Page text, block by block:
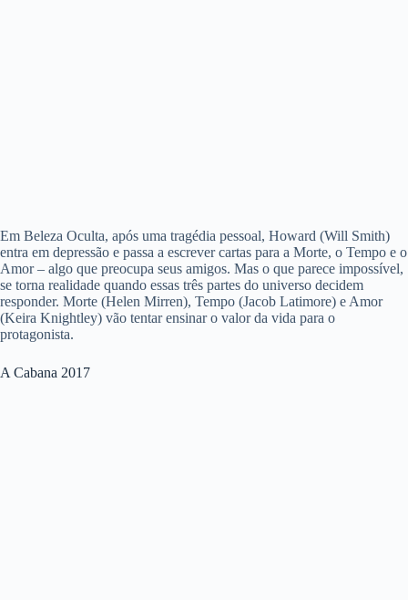
Em Beleza Oculta, após uma tragédia pessoal, Howard (Will Smith)
entra em depressão e passa a escrever cartas para a Morte, o Tempo e o
Amor – algo que preocupa seus amigos. Mas o que parece impossível,
se torna realidade quando essas três partes do universo decidem
responder. Morte (Helen Mirren), Tempo (Jacob Latimore) e Amor
(Keira Knightley) vão tentar ensinar o valor da vida para o
protagonista.
A Cabana 2017